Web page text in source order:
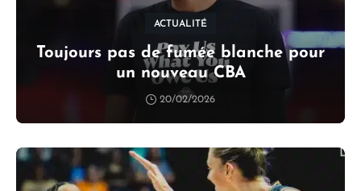
ACTUALITÉ
Toujours pas de fumée blanche pour
un nouveau CBA
20/02/2026